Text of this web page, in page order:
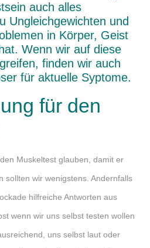
auch alles
Ungleichgewichten und
in Körper, Geist
Wenn wir auf diese
finden wir auch
für aktuelle Syptome.
für den
Muskeltest glauben, damit er
sollten wir wenigstens. Andernfalls
hilfreiche Antworten aus
wenn wir uns selbst testen wollen
uns selbst laut oder